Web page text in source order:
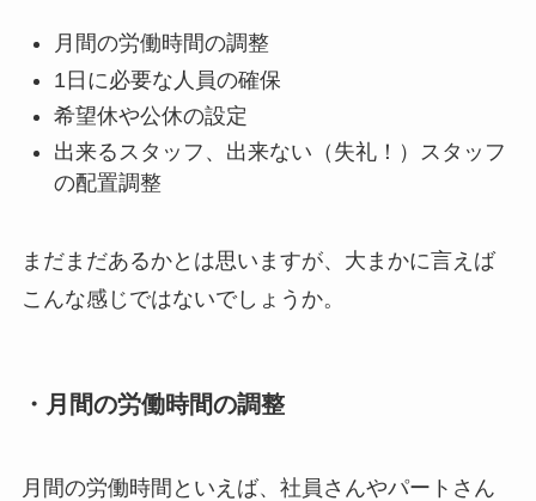
月間の労働時間の調整
1日に必要な人員の確保
希望休や公休の設定
出来るスタッフ、出来ない（失礼！）スタッフ
の配置調整
まだまだあるかとは思いますが、大まかに言えば
こんな感じではないでしょうか。
・月間の労働時間の調整
月間の労働時間といえば、社員さんやパートさん